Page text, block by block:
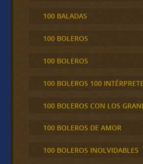
100 BALADAS
100 BOLEROS
100 BOLEROS
100 BOLEROS 100
100 BOLEROS CON LOS
100 BOLEROS DE AMOR
100 BOLEROS INOLVIDABLES